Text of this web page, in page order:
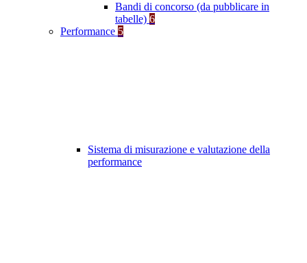
Bandi di concorso (da pubblicare in
tabelle) 6
Performance 5
Sistema di misurazione e valutazione della
performance